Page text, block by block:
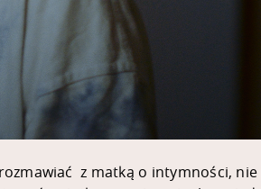
z matką o intymności,